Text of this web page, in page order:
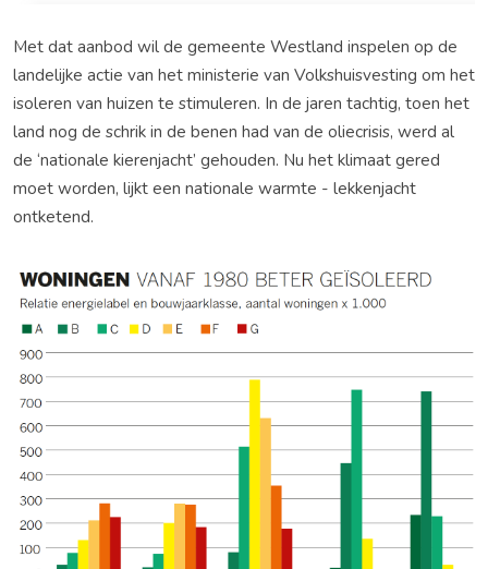
Met dat aanbod wil de gemeente Westland inspelen op de
landelijke actie van het ministerie van Volkshuisvesting om het
isoleren van huizen te stimuleren. In de jaren tachtig, toen het
land nog de schrik in de benen had van de oliecrisis, werd al
de ‘nationale kierenjacht’ gehouden. Nu het klimaat gered
moet worden, lijkt een nationale warmte - lekkenjacht
ontketend.